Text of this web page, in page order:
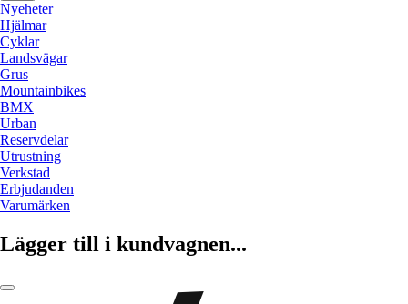
Nyeheter
Hjälmar
Cyklar
Landsvägar
Grus
Mountainbikes
BMX
Urban
Reservdelar
Utrustning
Verkstad
Erbjudanden
Varumärken
Lägger till i kundvagnen...